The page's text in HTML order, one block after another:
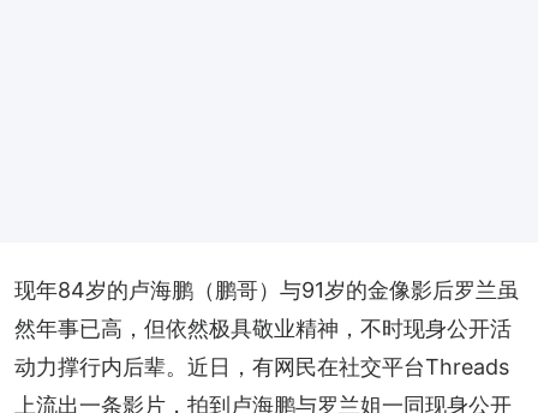
现年84岁的卢海鹏（鹏哥）与91岁的金像影后罗兰虽
然年事已高，但依然极具敬业精神，不时现身公开活
动力撑行内后辈。近日，有网民在社交平台Threads
上流出一条影片，拍到卢海鹏与罗兰姐一同现身公开